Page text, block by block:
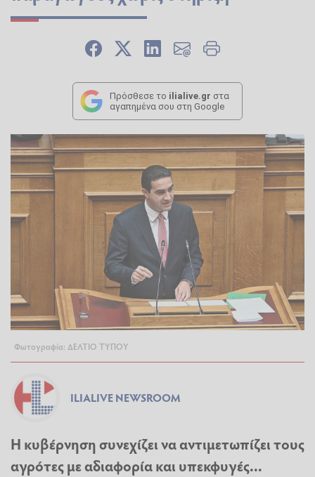
Πρόσθεσε το ilialive.gr στα
αγαπημένα σου στη Google
Φωτογραφία: ΔΕΛΤΙΟ ΤΥΠΟΥ
ILIALIVE NEWSROOM
Η κυβέρνηση συνεχίζει να αντιμετωπίζει τους
αγρότες με αδιαφορία και υπεκφυγές...